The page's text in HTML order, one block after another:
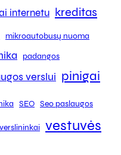
internetu kreditas
mikroautobusų nuoma
padangos
verslui pinigai
SEO Seo paslaugos
verslininkai vestuvės